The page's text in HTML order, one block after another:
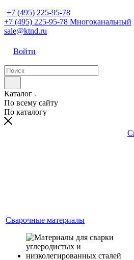
+7 (495) 225-95-78
+7 (495) 225-95-78 Многоканальный
sale@ktnd.ru
Войти
Каталог
По всему сайту
По каталогу
Сварочные материалы